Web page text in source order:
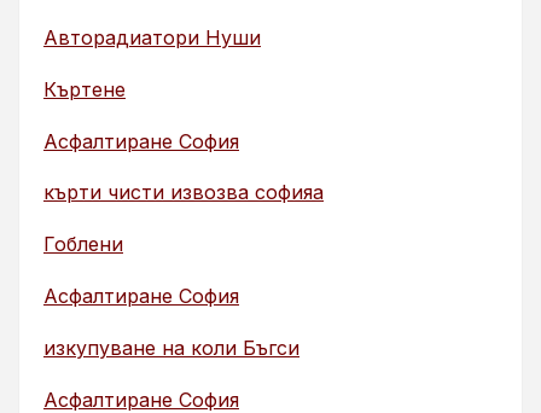
Авторадиатори Нуши
Къртене
Асфалтиране София
кърти чисти извозва софияа
Гоблени
Асфалтиране София
изкупуване на коли Бъгси
Асфалтиране София